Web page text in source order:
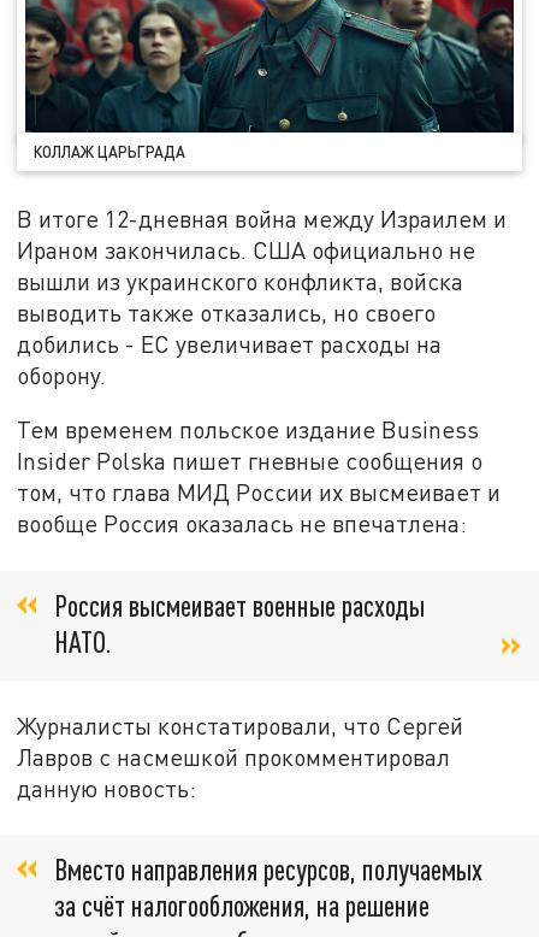
КОЛЛАЖ ЦАРЬГРАДА
В итоге 12-дневная война между Израилем и
Ираном закончилась. США официально не
вышли из украинского конфликта, войска
выводить также отказались, но своего
добились - ЕС увеличивает расходы на
оборону.
Тем временем польское издание Business
Insider Polska пишет гневные сообщения о
том, что глава МИД России их высмеивает и
вообще Россия оказалась не впечатлена:
Россия высмеивает военные расходы
НАТО.
Журналисты констатировали, что Сергей
Лавров с насмешкой прокомментировал
данную новость:
Вместо направления ресурсов, получаемых
за счёт налогообложения, на решение